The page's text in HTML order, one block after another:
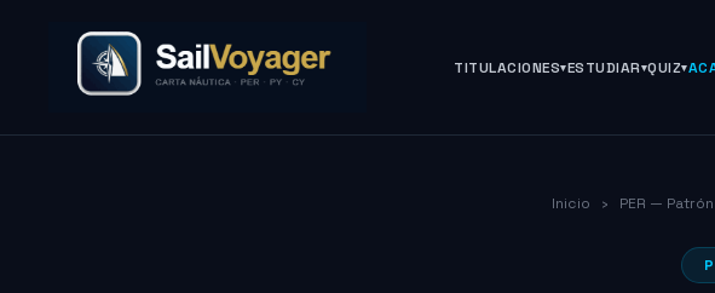
TITULACIONES ESTUDIAR QUIZ
Inicio › PER —